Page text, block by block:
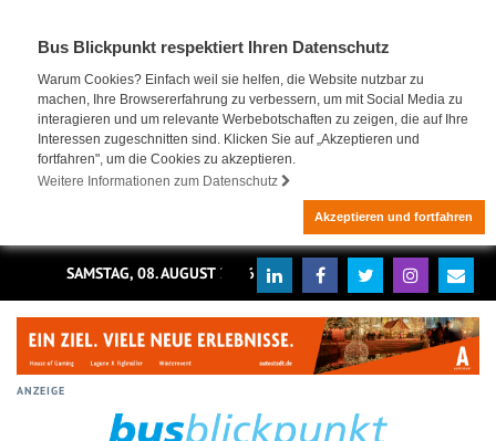
Bus Blickpunkt respektiert Ihren Datenschutz
Warum Cookies? Einfach weil sie helfen, die Website nutzbar zu
machen, Ihre Browsererfahrung zu verbessern, um mit Social Media zu
interagieren und um relevante Werbebotschaften zu zeigen, die auf Ihre
Interessen zugeschnitten sind. Klicken Sie auf „Akzeptieren und
fortfahren", um die Cookies zu akzeptieren.
Weitere Informationen zum Datenschutz
Akzeptieren und fortfahren
SAMSTAG, 08. AUGUST 2026
ANZEIGE